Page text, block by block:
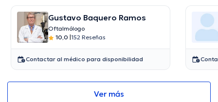
Gustavo Baquero Ramos
Oftalmólogo
10,0 |152 Reseñas
Contactar al médico para disponibilidad
Ver más